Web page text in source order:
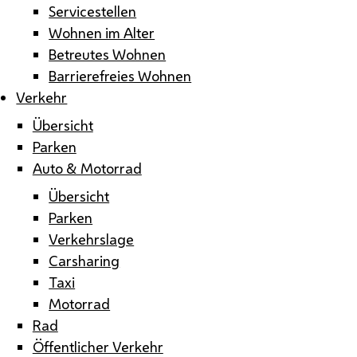
Servicestellen
Wohnen im Alter
Betreutes Wohnen
Barrierefreies Wohnen
Verkehr
Übersicht
Parken
Auto & Motorrad
Übersicht
Parken
Verkehrslage
Carsharing
Taxi
Motorrad
Rad
Öffentlicher Verkehr